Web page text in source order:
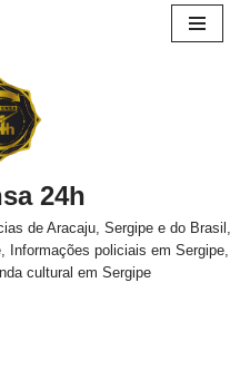
24h
de Aracaju, Sergipe e do Brasil,
Informações policiais em Sergipe,
cultural em Sergipe